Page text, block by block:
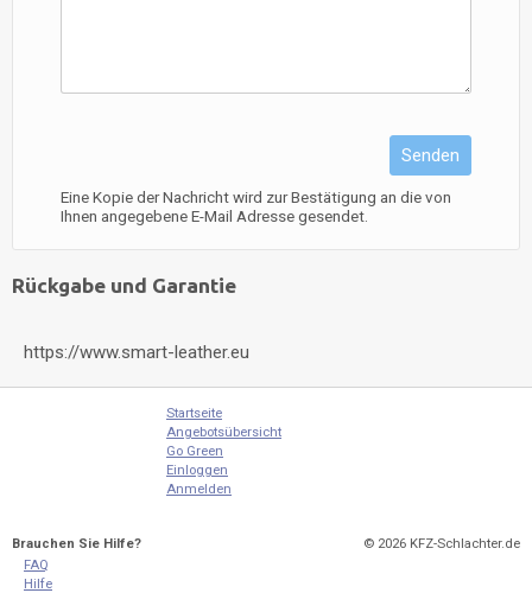
Senden
Eine Kopie der Nachricht wird zur Bestätigung an die von
Ihnen angegebene E-Mail Adresse gesendet.
Rückgabe und Garantie
https://www.smart-leather.eu
Startseite
Angebotsübersicht
Go Green
Einloggen
Anmelden
Brauchen Sie Hilfe?
FAQ
Hilfe
© 2026 KFZ-Schlachter.de